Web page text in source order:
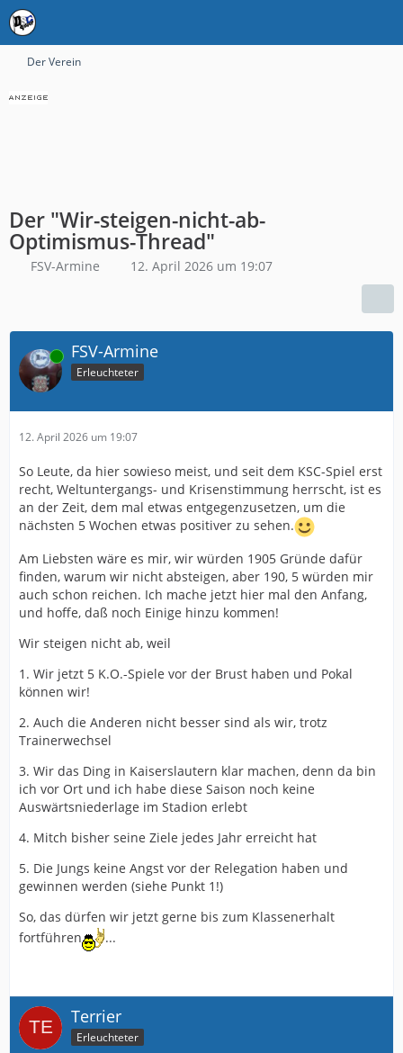
Der Verein
Der "Wir-steigen-nicht-ab-
Optimismus-Thread"
FSV-Armine 12. April 2026 um 19:07
Online FSV-Armine
Erleuchteter
12. April 2026 um 19:07
So Leute, da hier sowieso meist, und seit dem KSC-Spiel erst
recht, Weltuntergangs- und Krisenstimmung herrscht, ist es
an der Zeit, dem mal etwas entgegenzusetzen, um die
nächsten 5 Wochen etwas positiver zu sehen.
Am Liebsten wäre es mir, wir würden 1905 Gründe dafür
finden, warum wir nicht absteigen, aber 190, 5 würden mir
auch schon reichen. Ich mache jetzt hier mal den Anfang,
und hoffe, daß noch Einige hinzu kommen!
Wir steigen nicht ab, weil
1. Wir jetzt 5 K.O.-Spiele vor der Brust haben und Pokal
können wir!
2. Auch die Anderen nicht besser sind als wir, trotz
Trainerwechsel
3. Wir das Ding in Kaiserslautern klar machen, denn da bin
ich vor Ort und ich habe diese Saison noch keine
Auswärtsniederlage im Stadion erlebt
4. Mitch bisher seine Ziele jedes Jahr erreicht hat
5. Die Jungs keine Angst vor der Relegation haben und
gewinnen werden (siehe Punkt 1!)
So, das dürfen wir jetzt gerne bis zum Klassenerhalt
fortführen
...
Terrier
Erleuchteter